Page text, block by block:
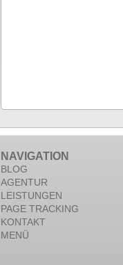
NAVIGATION
BLOG
AGENTUR
LEISTUNGEN
PAGE TRACKING
KONTAKT
MENÜ